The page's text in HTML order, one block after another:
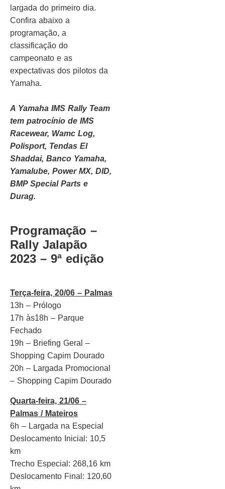
largada do primeiro dia.
Confira abaixo a
programação, a
classificação do
campeonato e as
expectativas dos pilotos da
Yamaha.
A Yamaha IMS Rally Team
tem patrocínio de IMS
Racewear, Wamc Log,
Polisport, Tendas El
Shaddai, Banco Yamaha,
Yamalube, Power MX, DID,
BMP Special Parts e
Durag.
Programação –
Rally Jalapão
2023 – 9ª edição
Terça-feira, 20/06 – Palmas
13h – Prólogo
17h às18h – Parque
Fechado
19h – Briefing Geral –
Shopping Capim Dourado
20h – Largada Promocional
– Shopping Capim Dourado
Quarta-feira, 21/06 –
Palmas / Mateiros
6h – Largada na Especial
Deslocamento Inicial: 10,5
km
Trecho Especial: 268,16 km
Deslocamento Final: 120,60